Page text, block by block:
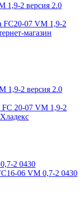
1,9-2 версия 2.0
1,9-2 версия 2.0
2 0430